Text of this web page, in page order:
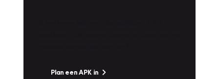
Plan een APK in